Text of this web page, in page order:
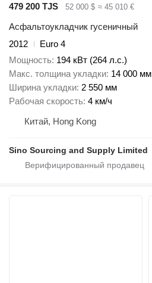
479 200 TJS
52 000 $ ≈ 45 010 €
Асфальтоукладчик гусеничный
2012
Euro 4
Мощность 194 кВт (264 л.с.)
Макс. толщина укладки 14 000 мм
Ширина укладки 2 550 мм
Рабочая скорость 4 км/ч
Китай, Hong Kong
Sino Sourcing and Supply Limited